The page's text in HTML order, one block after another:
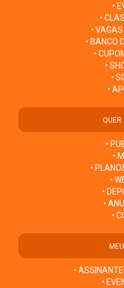
•
•
•
• BANCO
•
•
•
•
QUER
•
•
•
•
•
•
•
•
•